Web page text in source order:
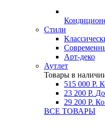
Стили
Арт-деко
Аутлет
Товары в
515 000 Р.
23 200 Р.
29 200 Р.
ВСЕ ТОВАРЫ